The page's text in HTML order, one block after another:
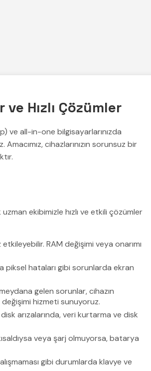
ve Hızlı Çözümler
ve all-in-one bilgisayarlarınızda
cihazlarınızın sorunsuz bir
uzman ekibimizle hızlı ve etkili çözümler
RAM değişimi veya onarımı
piksel hataları gibi sorunlarda ekran
gelen sorunlar, cihazın
değişimi hizmeti sunuyoruz.
arızalarında, veri kurtarma ve disk
veya şarj olmuyorsa, batarya
gibi durumlarda klavye ve